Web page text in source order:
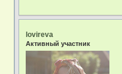
lovireva
Активный участник